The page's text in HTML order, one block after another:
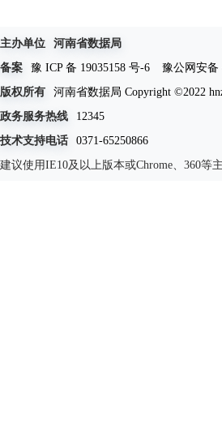
主办单位
河南省数据局
备案
豫 ICP 备 19035158 号-6
豫公网安备
版权所有
河南省数据局 Copyright ©2022
政务服务热线
12345
技术支持电话
0371-65250866
建议使用IE10及以上版本或Chrome、360等